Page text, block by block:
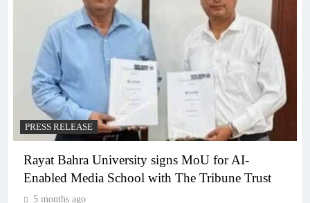
PRESS RELEASE
Rayat Bahra University signs MoU for AI-
Enabled Media School with The Tribune Trust
5 months ago